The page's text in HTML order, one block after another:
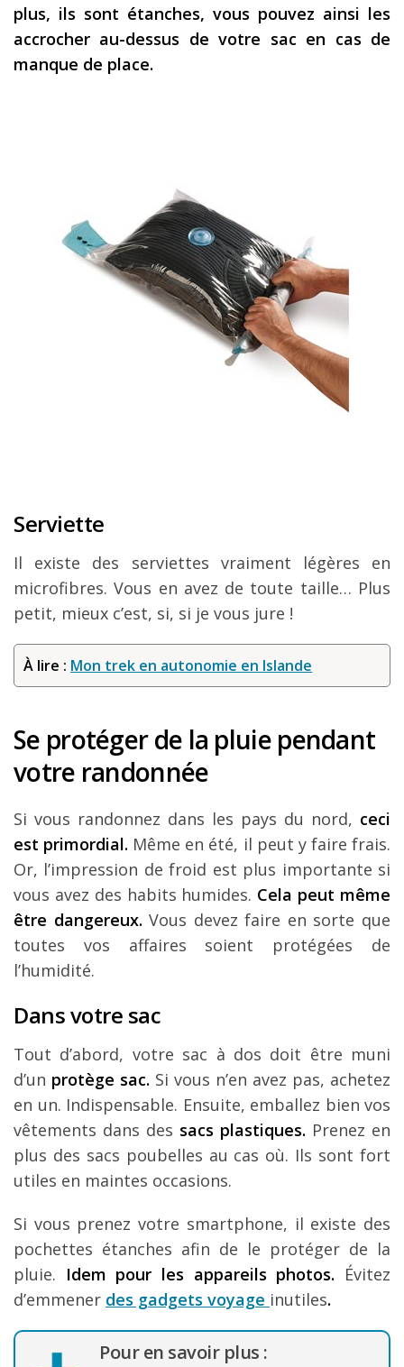
plus, ils sont étanches, vous pouvez ainsi les
accrocher au-dessus de votre sac en cas de
manque de place.
Serviette
Il existe des serviettes vraiment légères en
microfibres. Vous en avez de toute taille… Plus
petit, mieux c’est, si, si je vous jure !
À lire : Mon trek en autonomie en Islande
Se protéger de la pluie pendant
votre randonnée
Si vous randonnez dans les pays du nord, ceci
est primordial. Même en été, il peut y faire frais.
Or, l’impression de froid est plus importante si
vous avez des habits humides. Cela peut même
être dangereux.Vous devez faire en sorte que
toutes vos affaires soient protégées de
l’humidité.
Dans votre sac
Tout d’abord, votre sac à dos doit être muni
d’un protège sac. Si vous n’en avez pas, achetez
en un. Indispensable. Ensuite, emballez bien vos
vêtements dans des sacs plastiques. Prenez en
plus des sacs poubelles au cas où. Ils sont fort
utiles en maintes occasions.
Si vous prenez votre smartphone, il existe des
pochettes étanches afin de le protéger de la
pluie. Idem pour les appareils photos. Évitez
d’emmener des gadgets voyage inutiles.
Pour en savoir plus :